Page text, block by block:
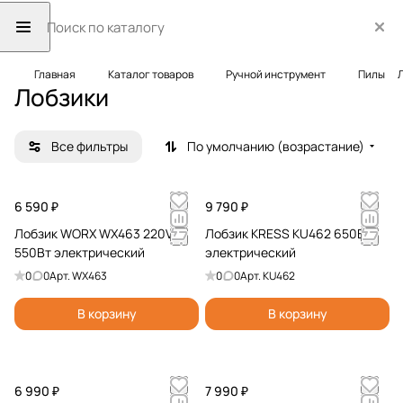
Главная Каталог товаров Ручной инструмент Пилы
Лобзики
Все фильтры По умолчанию (возрастание)
6 590 ₽
Лобзик WORX WX463 220V
550Вт электрический
0 0Арт.WX463
В корзину
9 790 ₽
Лобзик KRESS KU462 650Вт
электрический
0 0Арт.KU462
В корзину
6 990 ₽
7 990 ₽